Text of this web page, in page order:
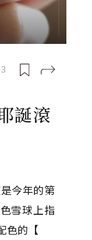
誕滾
今年的第
雪球上指
色的【